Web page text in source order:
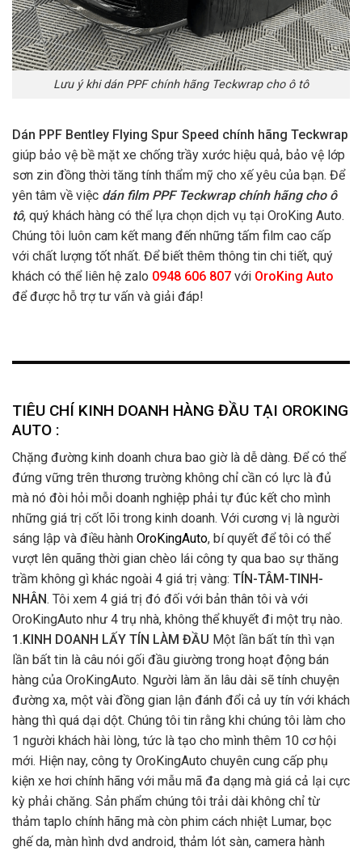
Lưu ý khi dán PPF chính hãng Teckwrap cho ô tô
Dán PPF Bentley Flying Spur Speed chính hãng Teckwrap
giúp bảo vệ bề mặt xe chống trầy xước hiệu quả, bảo vệ lớp
sơn zin đồng thời tăng tính thẩm mỹ cho xế yêu của bạn. Để
yên tâm về việc dán film PPF Teckwrap chính hãng cho ô
tô, quý khách hàng có thể lựa chọn dịch vụ tại OroKing Auto.
Chúng tôi luôn cam kết mang đến những tấm film cao cấp
với chất lượng tốt nhất. Để biết thêm thông tin chi tiết, quý
khách có thể liên hệ zalo 0948 606 807 với OroKing Auto
để được hỗ trợ tư vấn và giải đáp!
TIÊU CHÍ KINH DOANH HÀNG ĐẦU TẠI OROKING
AUTO :
Chặng đường kinh doanh chưa bao giờ là dễ dàng. Để có thể
đứng vững trên thương trường không chỉ cần có lực là đủ
mà nó đòi hỏi mỗi doanh nghiệp phải tự đúc kết cho mình
những giá trị cốt lõi trong kinh doanh. Với cương vị là người
sáng lập và điều hành OroKingAuto, bí quyết để tôi có thể
vượt lên quãng thời gian chèo lái công ty qua bao sự thăng
trầm không gì khác ngoài 4 giá trị vàng: TÍN-TÂM-TINH-
NHÂN. Tôi xem 4 giá trị đó đối với bản thân tôi và với
OroKingAuto như 4 trụ nhà, không thể khuyết đi một trụ nào.
1.KINH DOANH LẤY TÍN LÀM ĐẦU Một lần bất tín thì vạn
lần bất tin là câu nói gối đầu giường trong hoạt động bán
hàng của OroKingAuto. Người làm ăn lâu dài sẽ tính chuyện
đường xa, một vài đồng gian lận đánh đổi cả uy tín với khách
hàng thì quá dại dột. Chúng tôi tin rằng khi chúng tôi làm cho
1 người khách hài lòng, tức là tạo cho mình thêm 10 cơ hội
mới. Hiện nay, công ty OroKingAuto chuyên cung cấp phụ
kiện xe hơi chính hãng với mẫu mã đa dạng mà giá cả lại cực
kỳ phải chăng. Sản phẩm chúng tôi trải dài không chỉ từ
thảm taplo chính hãng mà còn phim cách nhiệt Lumar, bọc
ghế da, màn hình dvd android, thảm lót sàn, camera hành